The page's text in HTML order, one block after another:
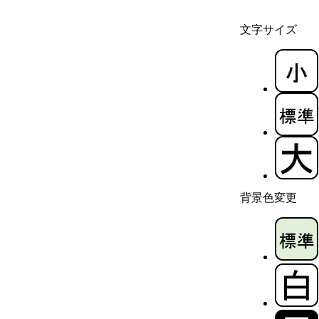
文字サイズ
背景色変更